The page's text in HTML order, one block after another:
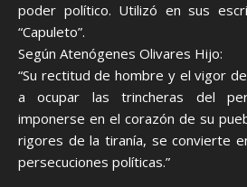
poder político. Utilizó en sus
“Capuleto”.
Según Atenógenes Olivares Hijo:
“Su rectitud de hombre y el vigor
a ocupar las trincheras del
imponerse en el corazón de su
rigores de la tiranía, se convierte
persecuciones políticas.”